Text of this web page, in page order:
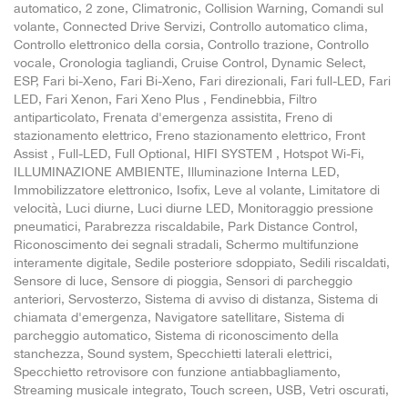
automatico, 2 zone, Climatronic, Collision Warning, Comandi sul
volante, Connected Drive Servizi, Controllo automatico clima,
Controllo elettronico della corsia, Controllo trazione, Controllo
vocale, Cronologia tagliandi, Cruise Control, Dynamic Select,
ESP, Fari bi-Xeno, Fari Bi-Xeno, Fari direzionali, Fari full-LED, Fari
LED, Fari Xenon, Fari Xeno Plus , Fendinebbia, Filtro
antiparticolato, Frenata d'emergenza assistita, Freno di
stazionamento elettrico, Freno stazionamento elettrico, Front
Assist , Full-LED, Full Optional, HIFI SYSTEM , Hotspot Wi-Fi,
ILLUMINAZIONE AMBIENTE, Illuminazione Interna LED,
Immobilizzatore elettronico, Isofix, Leve al volante, Limitatore di
velocità, Luci diurne, Luci diurne LED, Monitoraggio pressione
pneumatici, Parabrezza riscaldabile, Park Distance Control,
Riconoscimento dei segnali stradali, Schermo multifunzione
interamente digitale, Sedile posteriore sdoppiato, Sedili riscaldati,
Sensore di luce, Sensore di pioggia, Sensori di parcheggio
anteriori, Servosterzo, Sistema di avviso di distanza, Sistema di
chiamata d'emergenza, Navigatore satellitare, Sistema di
parcheggio automatico, Sistema di riconoscimento della
stanchezza, Sound system, Specchietti laterali elettrici,
Specchietto retrovisore con funzione antiabbagliamento,
Streaming musicale integrato, Touch screen, USB, Vetri oscurati,